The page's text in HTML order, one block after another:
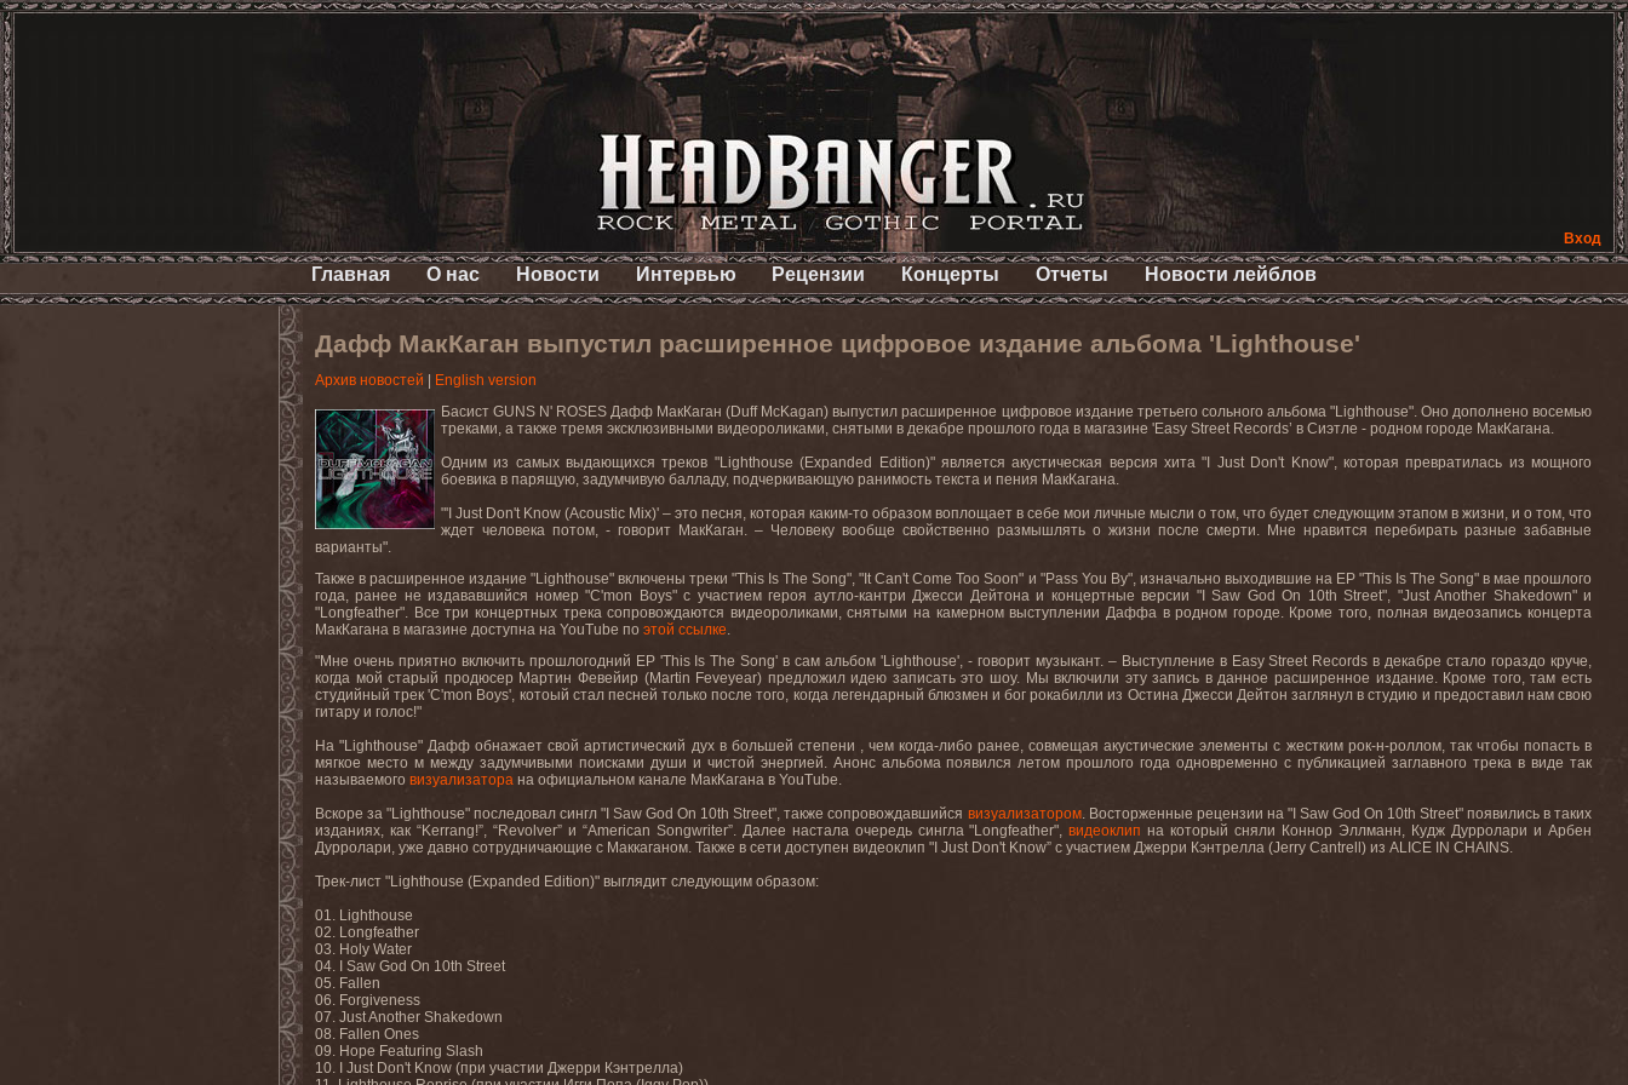
Вход
Главная О нас Новости Интервью Рецензии Концерты Отчеты Новости лейблов
Дафф МакКаган выпустил расширенное цифровое издание альбома 'Lighthouse'
Архив новостей
English version
Басист GUNS N' ROSES Дафф МакКаган (Duff McKagan) выпустил расширенное цифровое издание третьего сольного альбома "Lighthouse". Оно дополнено восемью
треками, а также тремя эксклюзивными видеороликами, снятыми в декабре прошлого года в магазине 'Easy Street Records’ в Сиэтле - родном городе МакКагана.
Одним из самых выдающихся треков "Lighthouse (Expanded Edition)" является акустическая версия хита "I Just Don't Know", которая превратилась из мощного
боевика в парящую, задумчивую балладу, подчеркивающую ранимость текста и пения МакКагана.
"'I Just Don't Know (Acoustic Mix)' – это песня, которая каким-то образом воплощает в себе мои личные мысли о том, что будет следующим этапом в жизни, и о том, что
ждет человека потом, - говорит МакКаган. – Человеку вообще свойственно размышлять о жизни после смерти. Мне нравится перебирать разные забавные
варианты".
Также в расширенное издание "Lighthouse" включены треки "This Is The Song", "It Can't Come Too Soon" и "Pass You By", изначально выходившие на EP "This Is The Song" в мае прошлого
года, ранее не издававшийся номер "C'mon Boys" с участием героя аутло-кантри Джесси Дейтона и концертные версии "I Saw God On 10th Street", "Just Another Shakedown" и
"Longfeather". Все три концертных трека сопровождаются видеороликами, снятыми на камерном выступлении Даффа в родном городе. Кроме того, полная видеозапись концерта
МакКагана в магазине доступна на YouTube по этой ссылке.
"Мне очень приятно включить прошлогодний EP 'This Is The Song' в сам альбом 'Lighthouse', - говорит музыкант. – Выступление в Easy Street Records в декабре стало гораздо круче,
когда мой старый продюсер Мартин Февейир (Martin Feveyear) предложил идею записать это шоу. Мы включили эту запись в данное расширенное издание. Кроме того, там есть
студийный трек 'C'mon Boys', котоый стал песней только после того, когда легендарный блюзмен и бог рокабилли из Остина Джесси Дейтон заглянул в студию и предоставил нам свою
гитару и голос!"
На "Lighthouse" Дафф обнажает свой артистический дух в большей степени , чем когда-либо ранее, совмещая акустические элементы с жестким рок-н-роллом, так чтобы попасть в
мягкое место м между задумчивыми поисками души и чистой энергией. Анонс альбома появился летом прошлого года одновременно с публикацией заглавного трека в виде так
называемого визуализатора на официальном канале МакКагана в YouTube.
Вскоре за "Lighthouse" последовал сингл "I Saw God On 10th Street", также сопровождавшийся визуализатором. Восторженные рецензии на "I Saw God On 10th Street" появились в таких
изданиях, как “Kerrang!”, “Revolver” и “American Songwriter”. Далее настала очередь сингла "Longfeather",видеоклип на который сняли Коннор Эллманн, Кудж Дурролари и Арбен
Дурролари, уже давно сотрудничающие с Маккаганом. Также в сети доступен видеоклип "I Just Don't Know” с участием Джерри Кэнтрелла (Jerry Cantrell) из ALICE IN CHAINS.
Трек-лист "Lighthouse (Expanded Edition)" выглядит следующим образом:
01. Lighthouse
02. Longfeather
03. Holy Water
04. I Saw God On 10th Street
05. Fallen
06. Forgiveness
07. Just Another Shakedown
08. Fallen Ones
09. Hope Featuring Slash
10. I Just Don't Know (при участии Джерри Кэнтрелла)